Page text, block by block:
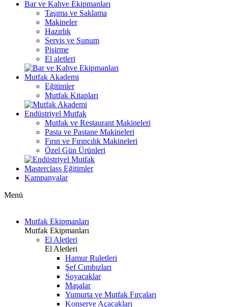
Bar ve Kahve Ekipmanları
Taşıma ve Saklama
Makineler
Hazırlık
Servis ve Sunum
Pişirme
El aletleri
Mutfak Akademi
Eğitimler
Mutfak Kitapları
Endüstriyel Mutfak
Mutfak ve Restaurant Makineleri
Pasta ve Pastane Makineleri
Fırın ve Fırıncılık Makineleri
Özel Gün Ürünleri
Masterclass Eğitimler
Kampanyalar
Menü
Mutfak Ekipmanları
Mutfak Ekipmanları
El Aletleri
El Aletleri
Hamur Ruletleri
Şef Cımbızları
Soyacaklar
Maşalar
Yumurta ve Mutfak Fırçaları
Konserve Açacakları